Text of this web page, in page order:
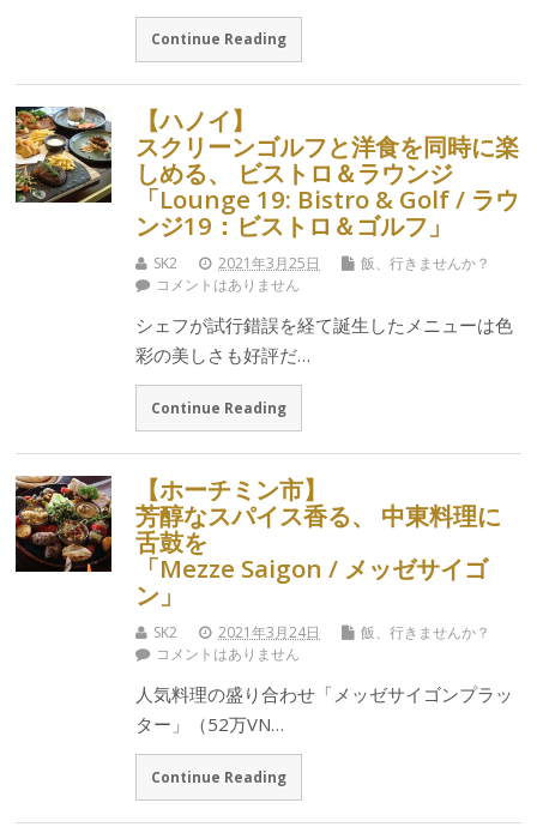
Continue Reading
【ハノイ】
スクリーンゴルフと洋食を同時に楽
しめる、 ビストロ＆ラウンジ
「Lounge 19: Bistro & Golf / ラウ
ンジ19：ビストロ＆ゴルフ」
SK2 2021年3月25日
飯、行きませんか？
コメントはありません
シェフが試行錯誤を経て誕生したメニューは色
彩の美しさも好評だ…
Continue Reading
【ホーチミン市】
芳醇なスパイス香る、 中東料理に
舌鼓を
「Mezze Saigon / メッゼサイゴ
ン」
SK2 2021年3月24日
飯、行きませんか？
コメントはありません
人気料理の盛り合わせ「メッゼサイゴンプラッ
ター」（52万VN…
Continue Reading